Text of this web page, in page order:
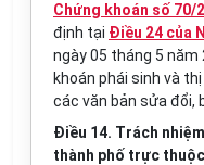
Chứng khoán số 70/
định tại Điều 24 của
ngày 05 tháng 5 năm
khoán phái sinh và
các văn bản sửa đổi,
Điều 14. Trách
thành phố trực